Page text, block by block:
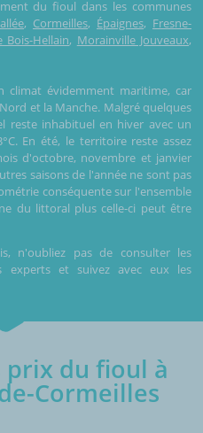
du fioul dans les communes
, Cormeilles, Épaignes, Fresne-
Bois-Hellain, Morainville Jouveaux,
climat évidemment maritime, car
et la Manche. Malgré quelques
reste inhabituel en hiver avec un
En été, le territoire reste assez
d'octobre, novembre et janvier
saisons de l'année ne sont pas
conséquente sur l'ensemble
du littoral plus celle-ci peut être
n'oubliez pas de consulter les
experts et suivez avec eux les
prix du fioul à
Cormeilles